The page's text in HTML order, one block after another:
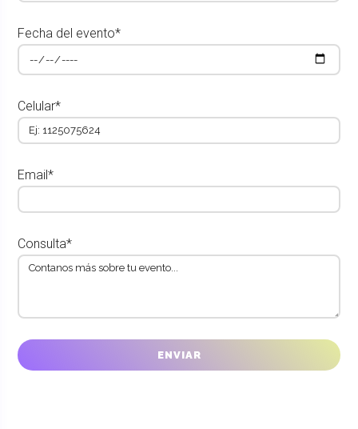
Fecha del evento*
Celular*
Email*
Consulta*